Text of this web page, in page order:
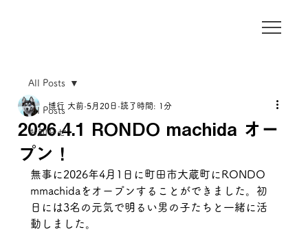
All Posts
お知らせ
All Posts
2026.4.1 RONDO machida オー
プン！
博行 大前 5月20日 読了時間: 1分
無事に2026年4月1日に町田市大蔵町にRONDO
mmachidaをオープンすることができました。初
日には3名の元気で明るい男の子たちと一緒に活
動しました。